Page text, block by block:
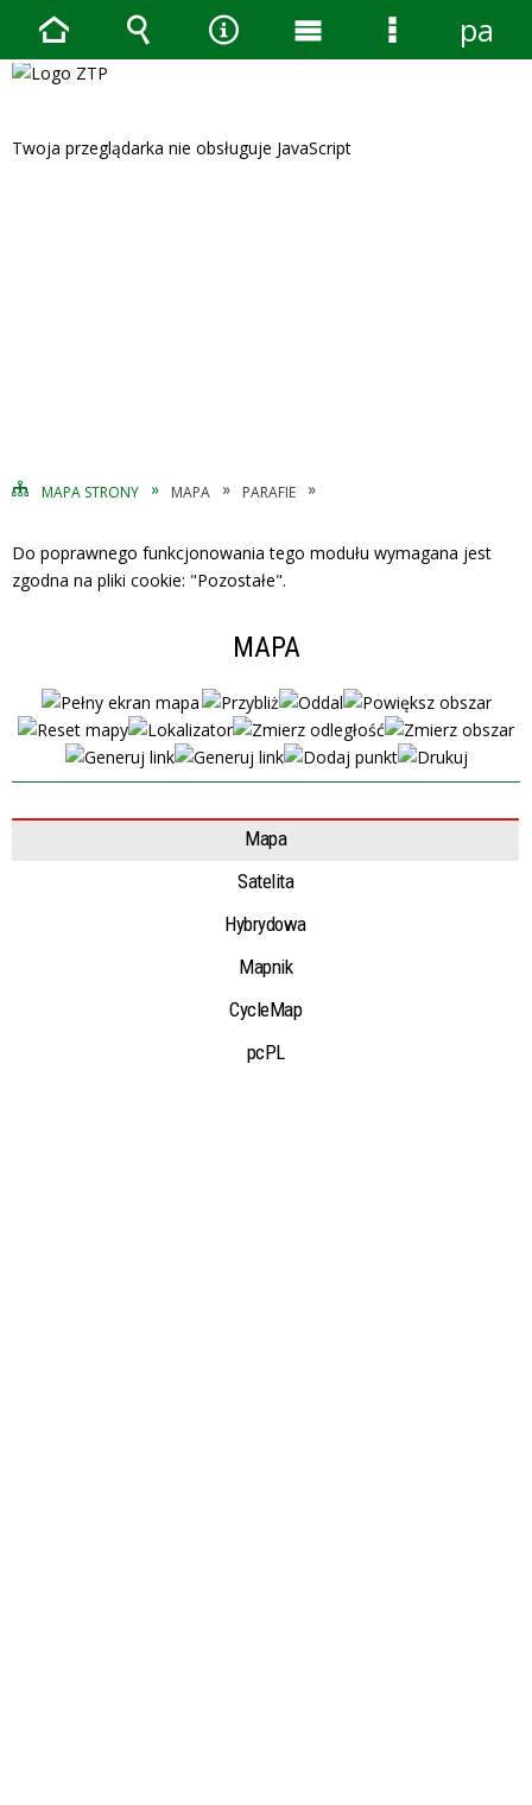
Twoja przeglądarka nie obsługuje JavaScript
MAPA STRONY MAPA PARAFIE
Do poprawnego funkcjonowania tego modułu wymagana jest
zgodna na pliki cookie: "Pozostałe".
MAPA
Mapa
Satelita
Hybrydowa
Mapnik
CycleMap
pcPL
StronaWyszukiwarka
Narzędzia
MenuMenu